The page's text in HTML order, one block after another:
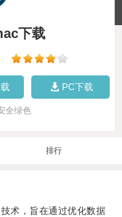
下载
PC下载
全绿色
排行
术，旨在通过优化数据